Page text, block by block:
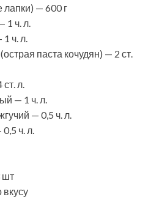
лапки) — 600 г
1 ч. л.
ч. л.
паста кочудян) — 2 ст.
л.
— 1 ч. л.
— 0,5 ч. л.
ч. л.
шт